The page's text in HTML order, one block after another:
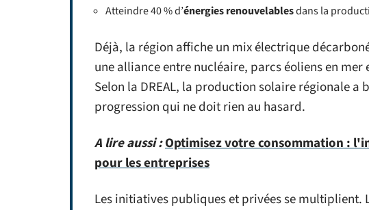
Atteindre 40 % d’énergies renouvelablesdans la
Déjà, la région affiche un mix électrique
une alliance entre nucléaire, parcs éoliens en
Selon la DREAL, la production solaire régionale a
progression qui ne doit rien au hasard.
A lire aussi :Optimisez votre consommation :
pour les entreprises
Les initiatives publiques et privées se multiplient.